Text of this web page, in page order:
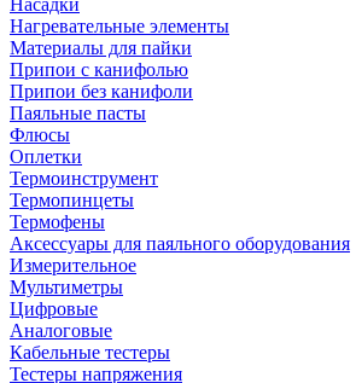
Насадки
Нагревательные элементы
Материалы для пайки
Припои с канифолью
Припои без канифоли
Паяльные пасты
Флюсы
Оплетки
Термоинструмент
Термопинцеты
Термофены
Аксессуары для паяльного оборудования
Измерительное
Мультиметры
Цифровые
Аналоговые
Кабельные тестеры
Тестеры напряжения